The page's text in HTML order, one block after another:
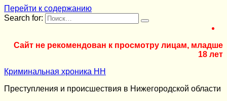
Перейти к содержанию
Search for:
Сайт не рекомендован к просмотру лицам, младше
18 лет
Криминальная хроника НН
Преступления и происшествия в Нижегородской области